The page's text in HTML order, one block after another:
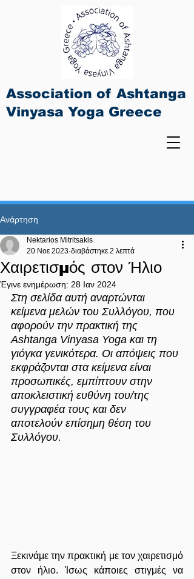
Association of Ashtanga
Vinyasa Yoga Greece
Ανάρτηση
Χαιρετισμός στον Ήλιο
Nektarios Mitritsakis
20 Νοε 2023 διαβάστηκε 2 λεπτά
Έγινε ενημέρωση: 28 Ιαν 2024
Στη σελίδα αυτή αναρτώνται
κείμενα μελών του Συλλόγου, που
αφορούν την πρακτική της
Ashtanga Vinyasa Yoga και τη
γιόγκα γενικότερα. Οι απόψεις που
εκφράζονται στα κείμενα είναι
προσωπικές, εμπίπτουν στην
αποκλειστική ευθύνη του/της
συγγραφέα τους και δεν
αποτελούν επίσημη θέση του
Συλλόγου.
Ξεκινάμε την πρακτική με τον χαιρετισμό
στον ήλιο. Ίσως κάποιες στιγμές να